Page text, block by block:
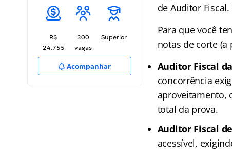
R$
24.755
300
vagas
Superior
Acompanhar
de Auditor
Para que você
notas de corte
Auditor Fiscal
concorrência
aproveitamento,
total da prova.
Auditor Fiscal
acessível,